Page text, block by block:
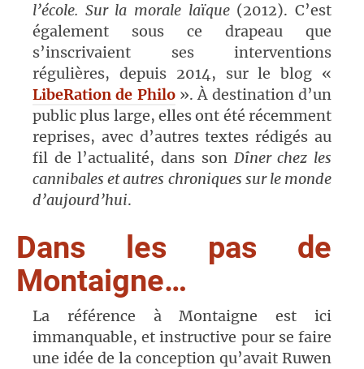
l’école. Sur la morale laïque (2012). C’est
également sous ce drapeau que
s’inscrivaient ses interventions
régulières, depuis 2014, sur le blog «
LibeRation de Philo». À destination d’un
public plus large, elles ont été récemment
reprises, avec d’autres textes rédigés au
fil de l’actualité, dans son Dîner chez les
cannibales et autres chroniques sur le monde
d’aujourd’hui.
Dans les pas de
Montaigne…
La référence à Montaigne est ici
immanquable, et instructive pour se faire
une idée de la conception qu’avait Ruwen